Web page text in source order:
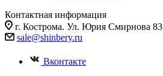
Контактная информация
г. Кострома. Ул. Юрия Смирнова 83
sale@shinbery.ru
Вконтакте